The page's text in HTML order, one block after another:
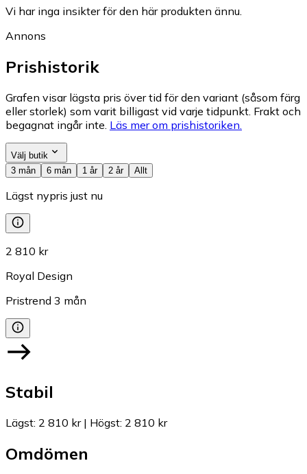
Vi har inga insikter för den här produkten ännu.
Annons
Prishistorik
Grafen visar lägsta pris över tid för den variant (såsom färg
eller storlek) som varit billigast vid varje tidpunkt. Frakt och
begagnat ingår inte. Läs mer om prishistoriken.
Välj butik
3 mån
6 mån 1 år 2 år Allt
Lägst nypris just nu
2 810 kr
Royal Design
Pristrend 3 mån
Stabil
Lägst: 2 810 kr| Högst: 2 810 kr
Omdömen